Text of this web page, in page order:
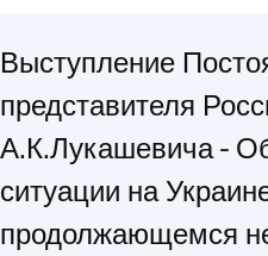
Выступление
представителя
А.К.Лукашевича -
ситуации на
продолжающемся